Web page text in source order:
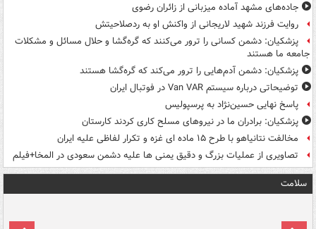
جاده‌های مشهد آماده میزبانی از زائران رضوی
روایت فرزند شهید لاریجانی از واکنش او به ردصلاحیتش
پزشکیان: دشمن کسانی را ترور می‌کنند که گره‌گشا و حلال مسائل و مشکلات
جامعه ما هستند
پزشکیان: دشمن آدم‌هایی را ترور می‌کند که گره‌گشا هستند
توضیحاتی درباره سیستم Van VAR در فوتبال ایران
پاسخ نهایی حسین‌نژاد به پرسپولیس
پزشکیان: برادران ما در نیروهای مسلح کاری کردند کارستان
مخالفت نتانیاهو با طرح ۱۵ ماده ای غزه و تکرار لفاظی علیه ایران
تصاویری از عملیات بزرگ و دقیق یمنی ها علیه دشمن سعودی در المخا+فیلم
سلامت